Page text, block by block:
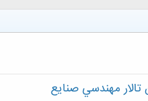
مهندسي صنايع